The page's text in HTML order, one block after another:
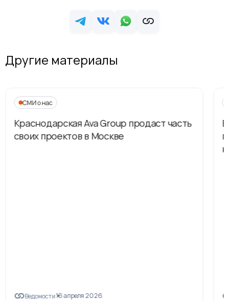
Другие материалы
СМИ о нас
Краснодарская Ava Group продаст часть
своих проектов в Москве
Ведомости16 апреля 2026